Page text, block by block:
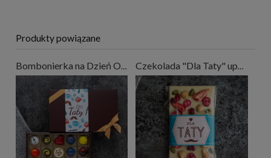
Produkty powiązane
Bombonierka na Dzień Ojca - 15 czekoladek - prezent dla Taty Czekolada "Dla Taty" upominek na Dzień Ojca